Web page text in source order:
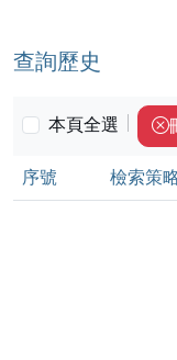
查詢歷史
本頁全選
序號 檢索策